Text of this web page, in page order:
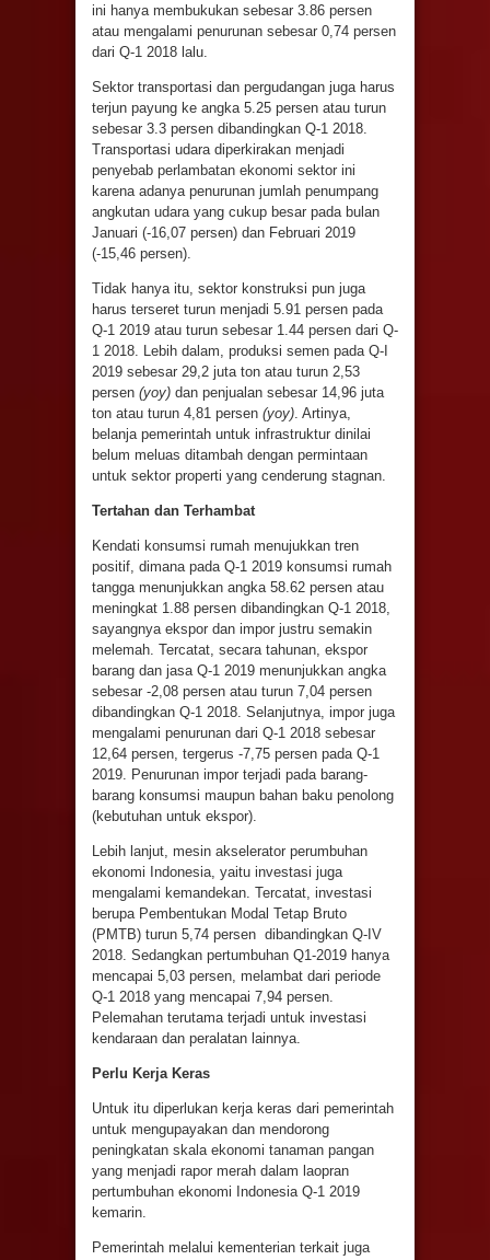
ini hanya membukukan sebesar 3.86 persen
atau mengalami penurunan sebesar 0,74 persen
dari Q-1 2018 lalu.
Sektor transportasi dan pergudangan juga harus
terjun payung ke angka 5.25 persen atau turun
sebesar 3.3 persen dibandingkan Q-1 2018.
Transportasi udara diperkirakan menjadi
penyebab perlambatan ekonomi sektor ini
karena adanya penurunan jumlah penumpang
angkutan udara yang cukup besar pada bulan
Januari (-16,07 persen) dan Februari 2019
(-15,46 persen).
Tidak hanya itu, sektor konstruksi pun juga
harus terseret turun menjadi 5.91 persen pada
Q-1 2019 atau turun sebesar 1.44 persen dari Q-
1 2018. Lebih dalam, produksi semen pada Q-I
2019 sebesar 29,2 juta ton atau turun 2,53
persen (yoy) dan penjualan sebesar 14,96 juta
ton atau turun 4,81 persen (yoy). Artinya,
belanja pemerintah untuk infrastruktur dinilai
belum meluas ditambah dengan permintaan
untuk sektor properti yang cenderung stagnan.
Tertahan dan Terhambat
Kendati konsumsi rumah menujukkan tren
positif, dimana pada Q-1 2019 konsumsi rumah
tangga menunjukkan angka 58.62 persen atau
meningkat 1.88 persen dibandingkan Q-1 2018,
sayangnya ekspor dan impor justru semakin
melemah. Tercatat, secara tahunan, ekspor
barang dan jasa Q-1 2019 menunjukkan angka
sebesar -2,08 persen atau turun 7,04 persen
dibandingkan Q-1 2018. Selanjutnya, impor juga
mengalami penurunan dari Q-1 2018 sebesar
12,64 persen, tergerus -7,75 persen pada Q-1
2019. Penurunan impor terjadi pada barang-
barang konsumsi maupun bahan baku penolong
(kebutuhan untuk ekspor).
Lebih lanjut, mesin akselerator perumbuhan
ekonomi Indonesia, yaitu investasi juga
mengalami kemandekan. Tercatat, investasi
berupa Pembentukan Modal Tetap Bruto
(PMTB) turun 5,74 persen dibandingkan Q-IV
2018. Sedangkan pertumbuhan Q1-2019 hanya
mencapai 5,03 persen, melambat dari periode
Q-1 2018 yang mencapai 7,94 persen.
Pelemahan terutama terjadi untuk investasi
kendaraan dan peralatan lainnya.
Perlu Kerja Keras
Untuk itu diperlukan kerja keras dari pemerintah
untuk mengupayakan dan mendorong
peningkatan skala ekonomi tanaman pangan
yang menjadi rapor merah dalam laopran
pertumbuhan ekonomi Indonesia Q-1 2019
kemarin.
Pemerintah melalui kementerian terkait juga